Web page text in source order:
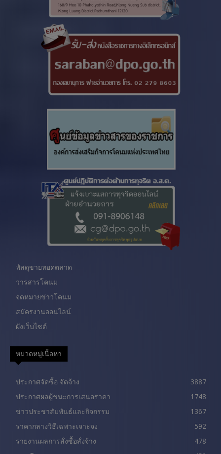
พัสดุขายทอดตลาด
วารสารโคนม
จดหมายข่าวโคนม
สมัครงานออนไลน์
ผังเว็บไซต์
หมวดหมู่เนื้อหา
ประกาศจัดซื้อ จัดจ้าง
3887
ประกาศผลผู้ชนะการเสนอราคา
1748
ข่าวประชาสัมพันธ์และกิจกรรม
1367
ราคากลางวิธีเฉพาะเจาะจง
592
รายงานผลการสั่งซื้อสั่งจ้าง
478